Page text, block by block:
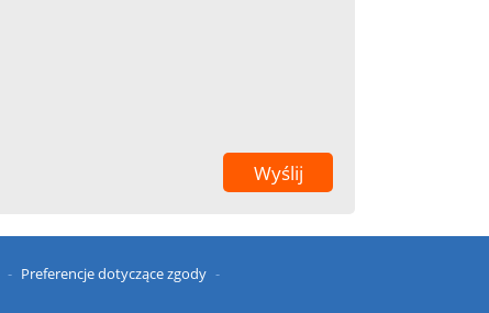
Preferencje dotyczące zgody